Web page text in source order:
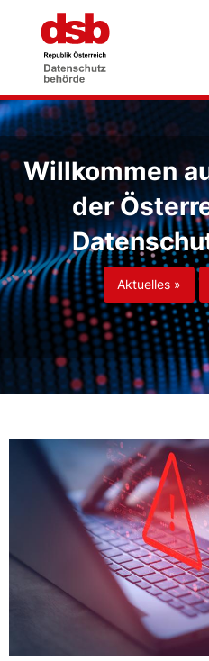
Willkommen
der
Aktuelles »